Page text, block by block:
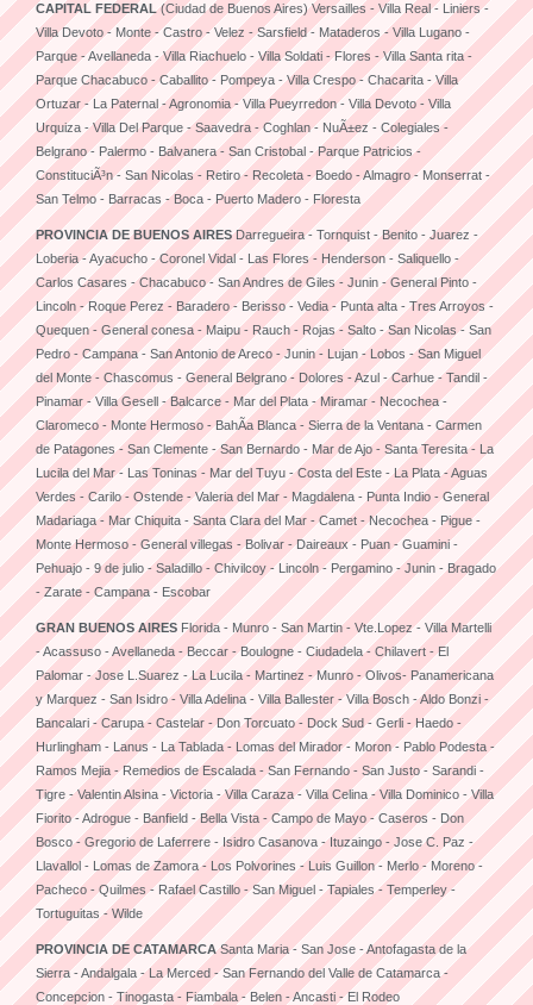
CAPITAL FEDERAL(Ciudad de Buenos Aires) Versailles - Villa Real - Liniers -
Villa Devoto - Monte - Castro - Velez - Sarsfield - Mataderos - Villa Lugano -
Parque - Avellaneda - Villa Riachuelo - Villa Soldati - Flores - Villa Santa rita -
Parque Chacabuco - Caballito - Pompeya - Villa Crespo - Chacarita - Villa
Ortuzar - La Paternal - Agronomia - Villa Pueyrredon - Villa Devoto - Villa
Urquiza - Villa Del Parque - Saavedra - Coghlan - NuÃ±ez - Colegiales -
Belgrano - Palermo - Balvanera - San Cristobal - Parque Patricios -
ConstituciÃ³n - San Nicolas - Retiro - Recoleta - Boedo - Almagro - Monserrat -
San Telmo - Barracas - Boca - Puerto Madero - Floresta
PROVINCIA DE BUENOS AIRESDarregueira - Tornquist - Benito - Juarez -
Loberia - Ayacucho - Coronel Vidal - Las Flores - Henderson - Saliquello -
Carlos Casares - Chacabuco - San Andres de Giles - Junin - General Pinto -
Lincoln - Roque Perez - Baradero - Berisso - Vedia - Punta alta - Tres Arroyos -
Quequen - General conesa - Maipu - Rauch - Rojas - Salto - San Nicolas - San
Pedro - Campana - San Antonio de Areco - Junin - Lujan - Lobos - San Miguel
del Monte - Chascomus - General Belgrano - Dolores - Azul - Carhue - Tandil -
Pinamar - Villa Gesell - Balcarce - Mar del Plata - Miramar - Necochea -
Claromeco - Monte Hermoso - BahÃ­a Blanca - Sierra de la Ventana - Carmen
de Patagones - San Clemente - San Bernardo - Mar de Ajo - Santa Teresita - La
Lucila del Mar - Las Toninas - Mar del Tuyu - Costa del Este - La Plata - Aguas
Verdes - Carilo - Ostende - Valeria del Mar - Magdalena - Punta Indio - General
Madariaga - Mar Chiquita - Santa Clara del Mar - Camet - Necochea - Pigue -
Monte Hermoso - General villegas - Bolivar - Daireaux - Puan - Guamini -
Pehuajo - 9 de julio - Saladillo - Chivilcoy - Lincoln - Pergamino - Junin - Bragado
- Zarate - Campana - Escobar
GRAN BUENOS AIRES Florida - Munro - San Martin - Vte.Lopez - Villa Martelli
- Acassuso - Avellaneda - Beccar - Boulogne - Ciudadela - Chilavert - El
Palomar - Jose L.Suarez - La Lucila - Martinez - Munro - Olivos- Panamericana
y Marquez - San Isidro - Villa Adelina - Villa Ballester - Villa Bosch - Aldo Bonzi -
Bancalari - Carupa - Castelar - Don Torcuato - Dock Sud - Gerli - Haedo -
Hurlingham - Lanus - La Tablada - Lomas del Mirador - Moron - Pablo Podesta -
Ramos Mejia - Remedios de Escalada - San Fernando - San Justo - Sarandi -
Tigre - Valentin Alsina - Victoria - Villa Caraza - Villa Celina - Villa Dominico - Villa
Fiorito - Adrogue - Banfield - Bella Vista - Campo de Mayo - Caseros - Don
Bosco - Gregorio de Laferrere - Isidro Casanova - Ituzaingo - Jose C. Paz -
Llavallol - Lomas de Zamora - Los Polvorines - Luis Guillon - Merlo - Moreno -
Pacheco - Quilmes - Rafael Castillo - San Miguel - Tapiales - Temperley -
Tortuguitas - Wilde
PROVINCIA DE CATAMARCASanta Maria - San Jose - Antofagasta de la
Sierra - Andalgala - La Merced - San Fernando del Valle de Catamarca -
Concepcion - Tinogasta - Fiambala - Belen - Ancasti - El Rodeo